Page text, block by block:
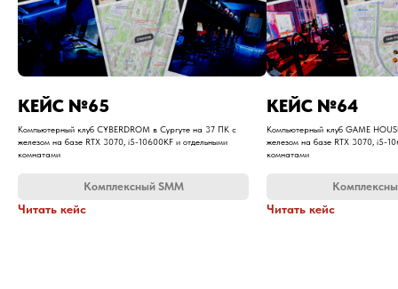
​КЕЙС №65
Компьютерный клуб CYBERDROM в Сургуте на 37 ПК с
железом на базе RTX 3070, i5-10600KF и отдельными
комнатами
Комплексный SMM
Читать кейс
​КЕЙС №64
Компьютерный клуб GAME
железом на базе RTX 3070, i5-
комнатами
Читать кейс